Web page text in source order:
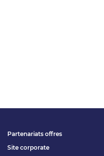
Partenariats offres
Site corporate